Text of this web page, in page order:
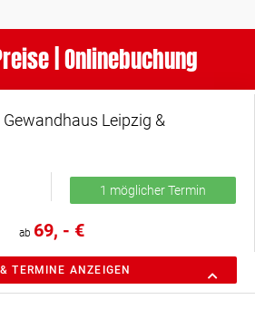
| Onlinebuchung
Leipzig &
1 möglicher Termin
ab 69, - €
TERMINE ANZEIGEN